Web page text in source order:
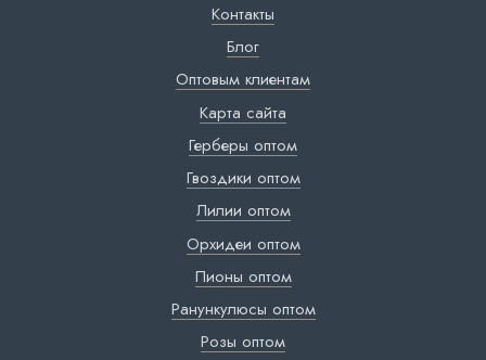
Контакты
Блог
Оптовым клиентам
Карта сайта
Герберы оптом
Гвоздики оптом
Лилии оптом
Орхидеи оптом
Пионы оптом
Ранункулюсы оптом
Розы оптом